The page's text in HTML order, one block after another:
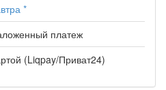
*
платеж
(Liqpay/Приват24)